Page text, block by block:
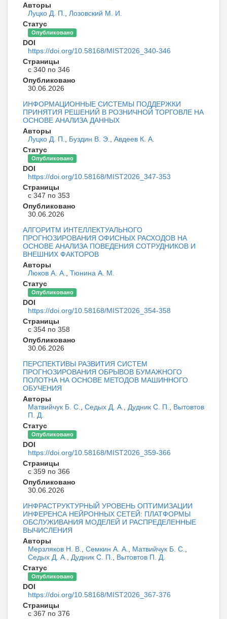
Авторы
Луцко Д. П.
Лозовский М. И.
Статус
Опубликовано
DOI
https://doi.org/10.58168/MIST2026_340-346
Страницы
с 340 по 346
Опубликовано
30.06.2026
ИНФОРМАЦИОННЫЕ СИСТЕМЫ ПОДДЕРЖКИ
ПРИНЯТИЯ РЕШЕНИЙ В РОЗНИЧНОЙ ТОРГОВЛЕ НА
ОСНОВЕ АНАЛИЗА ДАННЫХ
Авторы
Луцко Д. П.
Буздин В. Э.
Авдеев К. А.
Статус
Опубликовано
DOI
https://doi.org/10.58168/MIST2026_347-353
Страницы
с 347 по 353
Опубликовано
30.06.2026
АЛГОРИТМ ИНТЕЛЛЕКТУАЛЬНОГО
ПРОГНОЗИРОВАНИЯ ОФИСНЫХ РАСХОДОВ НА
ОСНОВЕ АНАЛИЗА ПОВЕДЕНИЯ СОТРУДНИКОВ И
ВНЕШНИХ ФАКТОРОВ
Авторы
Люков А. А.
Тюнина А. М.
Статус
Опубликовано
DOI
https://doi.org/10.58168/MIST2026_354-358
Страницы
с 354 по 358
Опубликовано
30.06.2026
ПЕРСПЕКТИВЫ РАЗВИТИЯ СИСТЕМ
ПРОГНОЗИРОВАНИЯ ОБРЫВОВ БУМАЖНОГО
ПОЛОТНА НА ОСНОВЕ МЕТОДОВ МАШИННОГО
ОБУЧЕНИЯ
Авторы
Матвийчук Б. С.
Седых Д. А. Дудник С. П.
Вытовтов
П. Д.
Статус
Опубликовано
DOI
https://doi.org/10.58168/MIST2026_359-366
Страницы
с 359 по 366
Опубликовано
30.06.2026
ИНФРАСТРУКТУРНЫЙ УРОВЕНЬ ОПТИМИЗАЦИИ
ИНФЕРЕНСА НЕЙРОННЫХ СЕТЕЙ: ПЛАТФОРМЫ
ОБСЛУЖИВАНИЯ МОДЕЛЕЙ И РАСПРЕДЕЛЕННЫЕ
ВЫЧИСЛЕНИЯ
Авторы
Мерзляков Н. В.
Семкин А. А. Матвийчук Б. С.
Седых Д. А.
Дудник С. П.
Вытовтов П. Д.
Статус
Опубликовано
DOI
https://doi.org/10.58168/MIST2026_367-376
Страницы
с 367 по 376